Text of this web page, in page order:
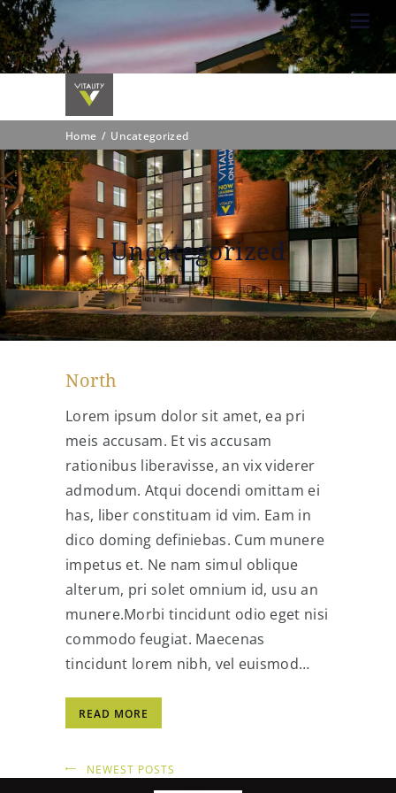
Home Uncategorized
Uncategorized
North
Lorem ipsum dolor sit amet, ea pri
meis accusam. Et vis accusam
rationibus liberavisse, an vix viderer
admodum. Atqui docendi omittam ei
has, liber constituam id vim. Eam in
dico doming definiebas. Cum munere
impetus et. Ne nam simul oblique
alterum, pri solet omnium id, usu an
munere.Morbi tincidunt odio eget nisi
commodo feugiat. Maecenas
tincidunt lorem nibh, vel euismod…
READ MORE
NEWEST POSTS